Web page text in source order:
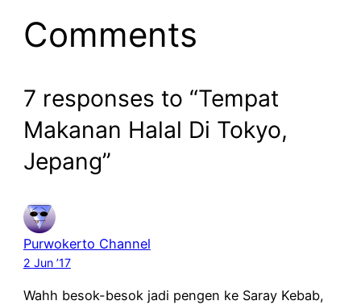
Comments
7 responses to “Tempat
Makanan Halal Di Tokyo,
Jepang”
Purwokerto Channel
2 Jun ’17
Wahh besok-besok jadi pengen ke Saray Kebab,